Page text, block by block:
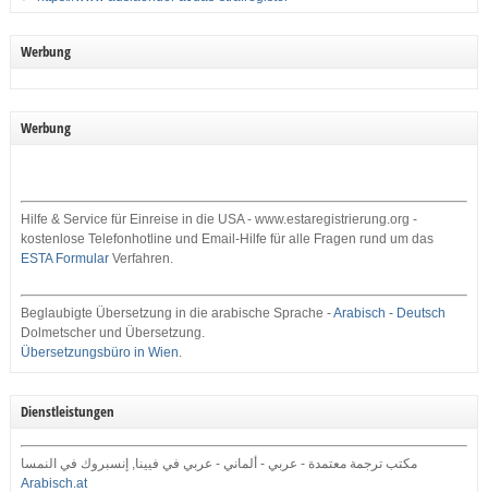
Werbung
Werbung
Hilfe & Service für Einreise in die USA - www.estaregistrierung.org -
kostenlose Telefonhotline und Email-Hilfe für alle Fragen rund um das
ESTA FormularVerfahren.
Beglaubigte Übersetzung in die arabische Sprache -Arabisch - Deutsch
Dolmetscher und Übersetzung.
Übersetzungsbüro in Wien.
Dienstleistungen
مكتب ترجمة معتمدة - عربي - ألماني - عربي في فيينا, إنسبروك في النمسا
Arabisch.at